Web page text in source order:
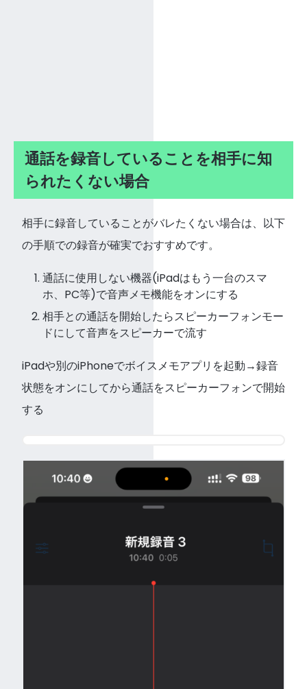
通話を録音していることを相手に知
られたくない場合
相手に録音していることがバレたくない場合は、以下
の手順での録音が確実でおすすめです。
通話に使用しない機器(iPadはもう一台のスマ
ホ、PC等)で音声メモ機能をオンにする
相手との通話を開始したらスピーカーフォンモー
ドにして音声をスピーカーで流す
iPadや別のiPhoneでボイスメモアプリを起動→録音
状態をオンにしてから通話をスピーカーフォンで開始
する